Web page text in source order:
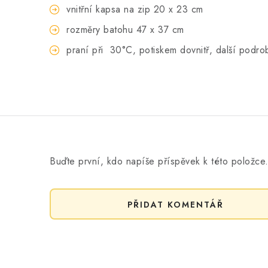
vnitřní kapsa na zip 20 x 23 cm
rozměry batohu 47 x 37 cm
praní při 30°C, potiskem dovnitř, další
Buďte první, kdo napíše příspěvek k této položce.
PŘIDAT KOMENTÁŘ